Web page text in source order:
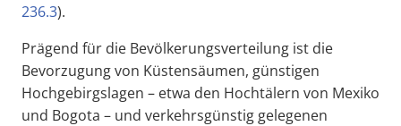
236.3).
Prägend für die Bevölkerungsverteilung ist die
Bevorzugung von Küstensäumen, günstigen
Hochgebirgslagen – etwa den Hochtälern von Mexiko
und Bogota – und verkehrsgünstig gelegenen